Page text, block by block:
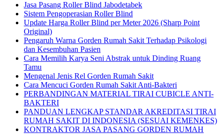
Jasa Pasang Roller Blind Jabodetabek
Sistem Pengoperasian Roller Blind
Update Harga Roller Blind per Meter 2026 (Sharp Point
Original)
Pengaruh Warna Gorden Rumah Sakit Terhadap Psikologi
dan Kesembuhan Pasien
Cara Memilih Karya Seni Abstrak untuk Dinding Ruang
Tamu
Mengenal Jenis Rel Gorden Rumah Sakit
Cara Mencuci Gorden Rumah Sakit Anti-Bakteri
PERBANDINGAN MATERIAL TIRAI CUBICLE ANTI-
BAKTERI
PANDUAN LENGKAP STANDAR AKREDITASI TIRAI
RUMAH SAKIT DI INDONESIA (SESUAI KEMENKES)
KONTRAKTOR JASA PASANG GORDEN RUMAH